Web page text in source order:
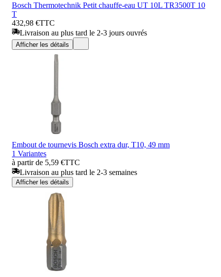
Bosch Thermotechnik Petit chauffe-eau UT 10L TR3500T 10
T
432,98 €TTC
Livraison au plus tard le 2-3 jours ouvrés
Afficher les détails
Embout de tournevis Bosch extra dur, T10, 49 mm
1 Variantes
à partir de 5,59 €TTC
Livraison au plus tard le 2-3 semaines
Afficher les détails